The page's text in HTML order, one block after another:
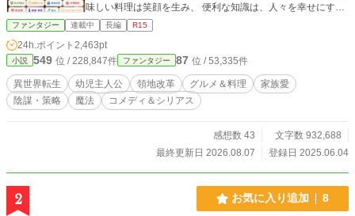
味しい料理は笑顔を生み、 便利な知識は、人々を幸せにす
る。 そしていつしか、その優しさは身分や立場を超えて人々
を繋ぎ、世界を少しずつ変えていく――。 しかしその裏で
は、王家を揺るがす陰謀や権力争いも動き始めていた。 この
異世界でも愛されることを知った転生幼児カイト。 息子を溺
愛する父ダウニーや家族、仲間たちに支えられながら成長し
ていく。 笑いあり、涙あり、ときどきハラハラ。 美味しい料
理と豊かな家族愛が紡ぐ異世界成長ファンタジー。 そして―
ファンタジー 連載中 長編 R15
24h.ポイント 2,463pt
小説 549 位 / 228,847件 ファンタジー 87 位 / 53,335件
異世界転生 幼児主人公 領地改革 グルメ＆料理
家族愛
陰謀・策略
魔法 コメディ＆シリアス
感想数 43
文字数 932,688
最終更新日 2026.08.07
登録日 2025.06.04
2 お気に入り追加 8